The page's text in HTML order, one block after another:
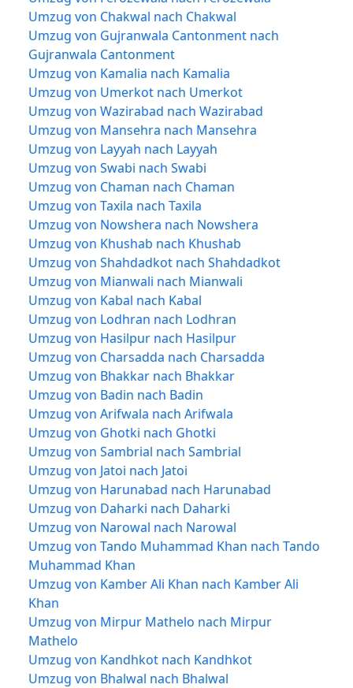
Umzug von Chakwal nach Chakwal
Umzug von Gujranwala Cantonment nach
Gujranwala Cantonment
Umzug von Kamalia nach Kamalia
Umzug von Umerkot nach Umerkot
Umzug von Wazirabad nach Wazirabad
Umzug von Mansehra nach Mansehra
Umzug von Layyah nach Layyah
Umzug von Swabi nach Swabi
Umzug von Chaman nach Chaman
Umzug von Taxila nach Taxila
Umzug von Nowshera nach Nowshera
Umzug von Khushab nach Khushab
Umzug von Shahdadkot nach Shahdadkot
Umzug von Mianwali nach Mianwali
Umzug von Kabal nach Kabal
Umzug von Lodhran nach Lodhran
Umzug von Hasilpur nach Hasilpur
Umzug von Charsadda nach Charsadda
Umzug von Bhakkar nach Bhakkar
Umzug von Badin nach Badin
Umzug von Arifwala nach Arifwala
Umzug von Ghotki nach Ghotki
Umzug von Sambrial nach Sambrial
Umzug von Jatoi nach Jatoi
Umzug von Harunabad nach Harunabad
Umzug von Daharki nach Daharki
Umzug von Narowal nach Narowal
Umzug von Tando Muhammad Khan nach Tando
Muhammad Khan
Umzug von Kamber Ali Khan nach Kamber Ali
Khan
Umzug von Mirpur Mathelo nach Mirpur
Mathelo
Umzug von Kandhkot nach Kandhkot
Umzug von Bhalwal nach Bhalwal